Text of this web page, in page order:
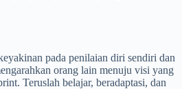
pada penilaian diri sendiri dan
orang lain menuju visi yang
Teruslah belajar, beradaptasi, dan